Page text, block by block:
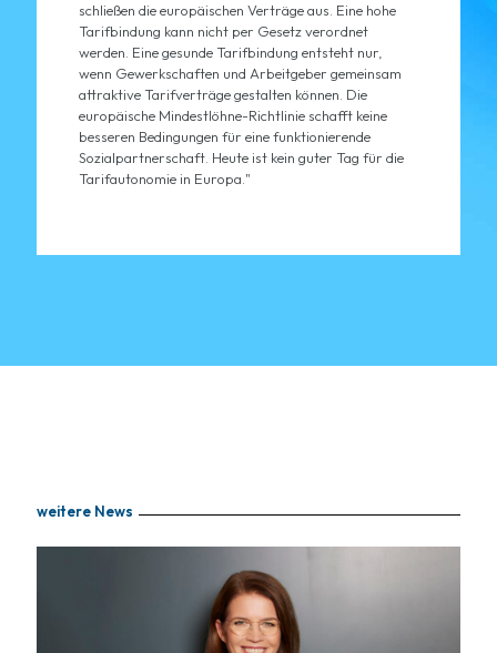
schließen die europäischen Verträge aus. Eine hohe
Tarifbindung kann nicht per Gesetz verordnet
werden. Eine gesunde Tarifbindung entsteht nur,
wenn Gewerkschaften und Arbeitgeber gemeinsam
attraktive Tarifverträge gestalten können. Die
europäische Mindestlöhne-Richtlinie schafft keine
besseren Bedingungen für eine funktionierende
Sozialpartnerschaft. Heute ist kein guter Tag für die
Tarifautonomie in Europa."
weitere News